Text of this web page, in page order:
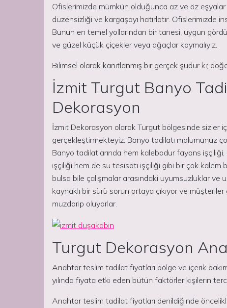
Ofislerimizde mümkün olduğunca az ve öz eşyalar
düzensizliği ve kargaşayı hatırlatır. Ofislerimizde
Bunun en temel yollarından bir tanesi, uygun
ve güzel küçük çiçekler veya ağaçlar koymalıyız.
Bilimsel olarak kanıtlanmış bir gerçek şudur ki;
İzmit Turgut Banyo
Dekorasyon
İzmit Dekorasyon olarak Turgut bölgesinde sizler
gerçekleştirmekteyiz. Banyo tadilatı malumunuz
Banyo tadilatlarında hem kalebodur fayans
işçiliği hem de su tesisatı işçiliği gibi bir çok kalem
bulsa bile çalışmalar arasındaki uyumsuzluklar ve
kaynaklı bir sürü sorun ortaya çıkıyor ve
muzdarip oluyorlar.
Turgut Dekorasyon
Anahtar teslim tadilat fiyatları bölge ve içerik
yılında fiyata etki eden bütün faktörler kişilerin
Anahtar teslim tadilat fiyatları denildiğinde